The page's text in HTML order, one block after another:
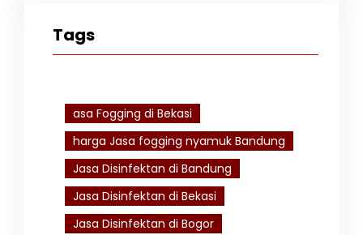
Tags
asa Fogging di Bekasi
harga Jasa fogging nyamuk Bandung
Jasa Disinfektan di Bandung
Jasa Disinfektan di Bekasi
Jasa Disinfektan di Bogor